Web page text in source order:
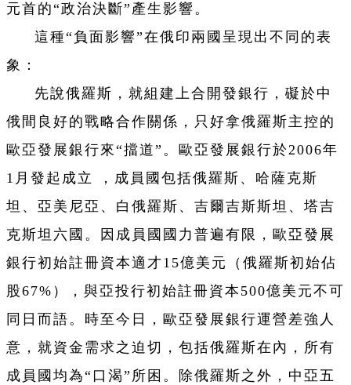
元首的“政治決斷”產生影響。
這種“負面影響”在俄印兩國呈現出不同的表
象：
先說俄羅斯，就組建上合開發銀行，礙於中
俄間良好的戰略合作關係，只好拿俄羅斯主控的
歐亞發展銀行來“擋道”。歐亞發展銀行於2006年
1月發起成立 ，成員國包括俄羅斯、哈薩克斯
坦、亞美尼亞、白俄羅斯、吉爾吉斯斯坦、塔吉
克斯坦六國。因成員國國力普遍有限，歐亞發展
銀行初始註冊資本適才15億美元（俄羅斯初始佔
股67%），與亞投行初始註冊資本500億美元不可
同日而語。時至今日，歐亞發展銀行運營差強人
意，就資金需求之迫切，包括俄羅斯在內，所有
成員國均為“口渴”所困。除俄羅斯之外，中亞五